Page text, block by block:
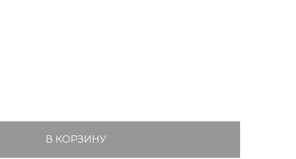
В КОРЗИНУ